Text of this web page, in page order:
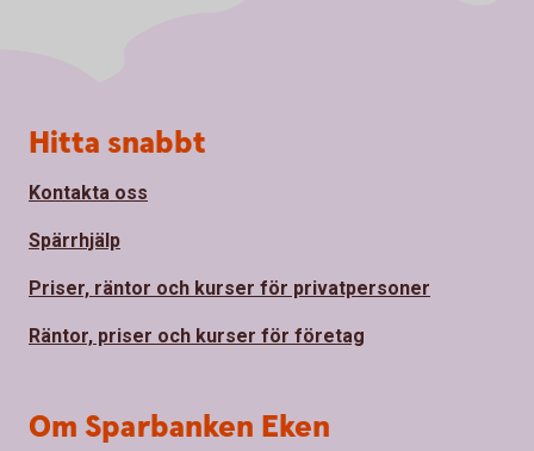
Sidfot
Hitta snabbt
Kontakta oss
Spärrhjälp
Priser, räntor och kurser för privatpersoner
Räntor, priser och kurser för företag
Om Sparbanken Eken